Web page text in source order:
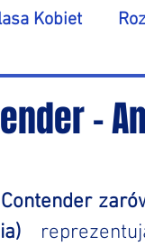
Kobiet
-